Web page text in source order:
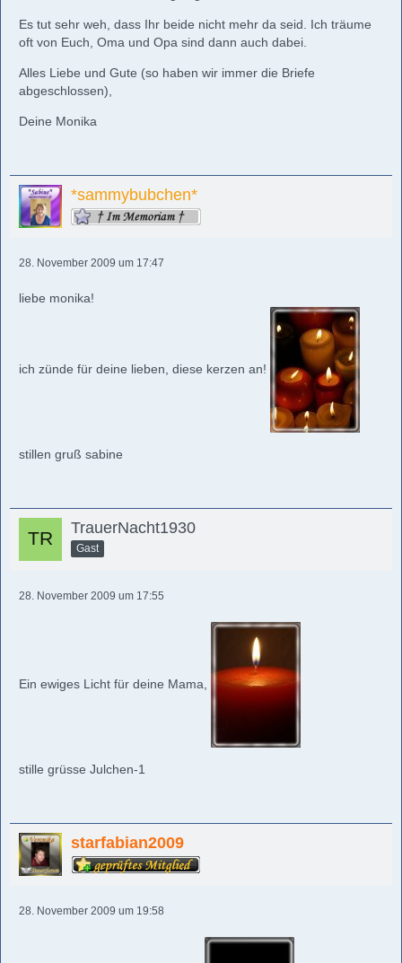
Es tut sehr weh, dass Ihr beide nicht mehr da seid. Ich träume
oft von Euch, Oma und Opa sind dann auch dabei.
Alles Liebe und Gute (so haben wir immer die Briefe
abgeschlossen),
Deine Monika
*sammybubchen*
28. November 2009 um 17:47
liebe monika!
ich zünde für deine lieben, diese kerzen an!
stillen gruß sabine
TrauerNacht1930
Gast
28. November 2009 um 17:55
Ein ewiges Licht für deine Mama,
stille grüsse Julchen-1
starfabian2009
28. November 2009 um 19:58